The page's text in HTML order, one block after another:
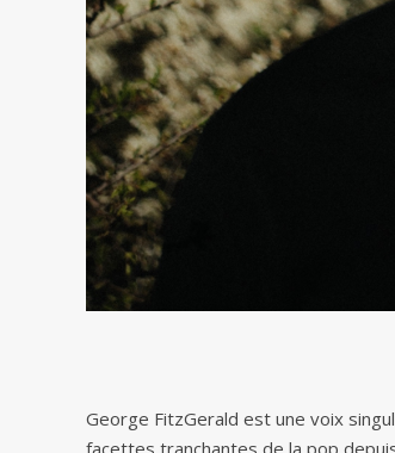
George FitzGerald est une voix
facettes tranchantes de la pop